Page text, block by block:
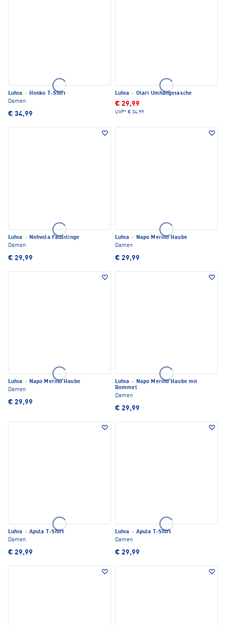
Luhta · Honko T-Shirt
Damen
€ 34,99
Luhta · Olari Umhängetasche
€ 29,99
UVP* € 34,99
Luhta · Nehvola Fäustlinge
Damen
€ 29,99
Luhta · Napo Merino Haube
Damen
€ 29,99
Luhta · Napo Merino Haube
Damen
€ 29,99
Luhta · Napo Merino Haube mit
Bommel
Damen
€ 29,99
Luhta · Apula T-Shirt
Damen
€ 29,99
Luhta · Apula T-Shirt
Damen
€ 29,99